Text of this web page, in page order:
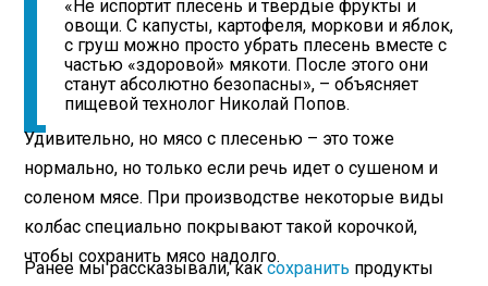
«Не испортит плесень и твердые фрукты и
овощи. С капусты, картофеля, моркови и яблок,
с груш можно просто убрать плесень вместе с
частью «здоровой» мякоти. После этого они
станут абсолютно безопасны», – объясняет
пищевой технолог Николай Попов.
Удивительно, но мясо с плесенью – это тоже
нормально, но только если речь идет о сушеном и
соленом мясе. При производстве некоторые виды
колбас специально покрывают такой корочкой,
чтобы сохранить мясо надолго.
Ранее мы рассказывали, каксохранить продукты